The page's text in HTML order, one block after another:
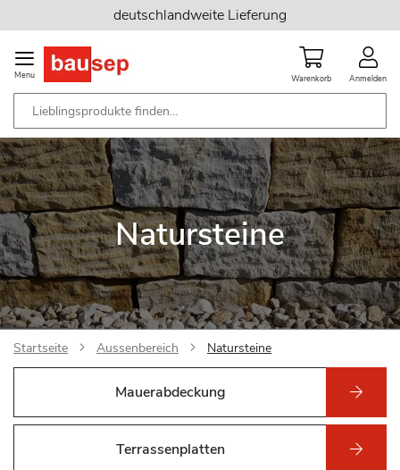
Inhalt
springen
deutschlandweite Lieferung
Menu Warenkorb Anmelden
Natursteine
Startseite Aussenbereich Natursteine
Mauerabdeckung
Terrassenplatten